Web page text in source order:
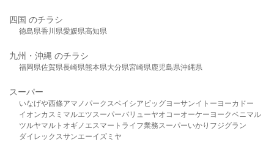
四国 のチラシ
徳島県香川県愛媛県高知県
九州・沖縄 のチラシ
福岡県佐賀県長崎県熊本県大分県宮崎県鹿児島県沖縄県
スーパー
いなげや西條アマノパークスベイシア ビッグヨーサンイトーヨーカドー
イオンカスミ マルエツスーパーバリューヤオコーオーケー ヨークベニマル
ツルヤマルト オギノ エスマート ライフ業務スーパーいかり フジグラン
ダイレックスサンエーイズミヤ